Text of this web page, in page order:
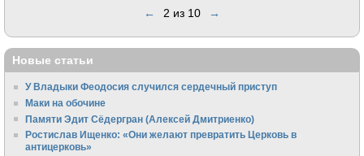
← 2 из 10 →
Новые статьи
У Владыки Феодосия случился сердечный приступ
Маки на обочине
Памяти Эдит Сёдергран (Алексей Дмитриенко)
Ростислав Ищенко: «Они желают превратить Церковь в
антицерковь»